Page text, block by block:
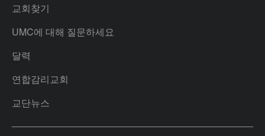
교회찾기
UMC에 대해 질문하세요
달력
연합감리교회
교단뉴스